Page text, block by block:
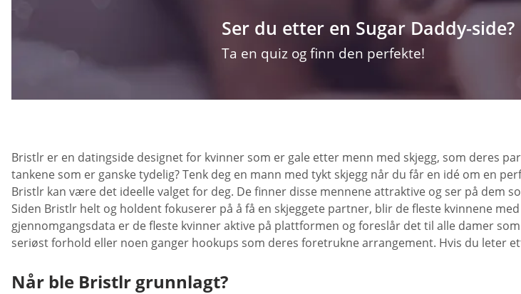
Ser du etter en Sugar Daddy-side?
Ta en quiz og finn den perfekte!
Bristlr er en datingside designet for kvinner som er gale etter menn med skjegg, som deres
tankene som er ganske tydelig? Tenk deg en mann med tykt skjegg når du får en idé om en
Bristlr kan være det ideelle valget for deg. De finner disse mennene attraktive og ser på dem
Siden Bristlr helt og holdent fokuserer på å få en skjeggete partner, blir de fleste kvinnene
gjennomgangsdata er de fleste kvinner aktive på plattformen og foreslår det til alle damer
seriøst forhold eller noen ganger hookups som deres foretrukne arrangement. Hvis du leter
Når ble Bristlr grunnlagt?